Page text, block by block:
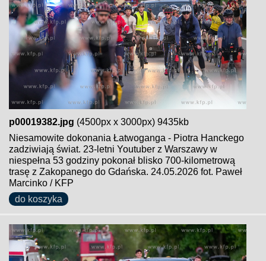
p00019382.jpg (4500px x 3000px) 9435kb
Niesamowite dokonania Łatwoganga - Piotra Hanckego
zadziwiają świat. 23-letni Youtuber z Warszawy w
niespełna 53 godziny pokonał blisko 700-kilometrową
trasę z Zakopanego do Gdańska. 24.05.2026 fot. Paweł
Marcinko / KFP
do koszyka